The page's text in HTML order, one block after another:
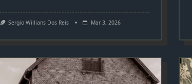
Sergio Willians Dos Reis Mar 3, 2026